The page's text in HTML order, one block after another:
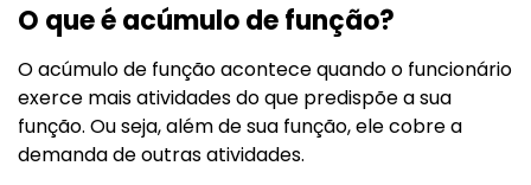
O que é acúmulo de função?
O acúmulo de função acontece quando o funcionário
exerce mais atividades do que predispõe a sua
função. Ou seja, além de sua função, ele cobre a
demanda de outras atividades.